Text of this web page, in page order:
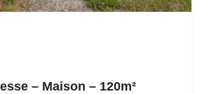
– Maison – 120m²